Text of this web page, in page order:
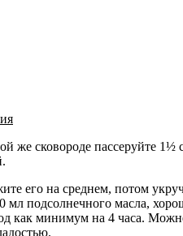
сковороде пассеруйте 1½
его на среднем, потом
подсолнечного масла,
как минимум на 4 часа.